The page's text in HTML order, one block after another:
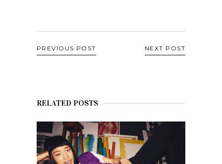
PREVIOUS POST NEXT POST
RELATED POSTS